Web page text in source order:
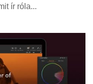
ír róla...